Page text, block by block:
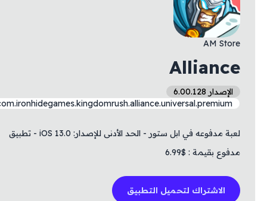
AM Store
Alliance
الإصدار 6.00.128
com.ironhidegames.kingdomrush.alliance.universal.premium
لعبة مدفوعه في ابل ستور - الحد الأدنى للإصدار: iOS 13.0 - تطبيق
مدفوع بقيمة : $6.99
الاشتراك لتحميل التطبيق